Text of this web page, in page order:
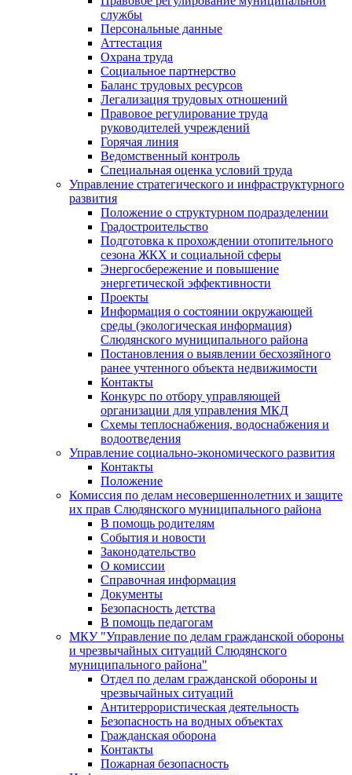
службы
Персональные данные
Аттестация
Охрана труда
Социальное партнерство
Баланс трудовых ресурсов
Легализация трудовых отношений
Правовое регулирование труда
руководителей учреждений
Горячая линия
Ведомственный контроль
Специальная оценка условий труда
Управление стратегического и инфраструктурного
развития
Положение о структурном подразделении
Градостроительство
Подготовка к прохождении отопительного
сезона ЖКХ и социальной сферы
Энергосбережение и повышение
энергетической эффективности
Проекты
Информация о состоянии окружающей
среды (экологическая информация)
Слюдянского муниципального района
Постановления о выявлении бесхозяйного
ранее учтенного объекта недвижимости
Контакты
Конкурс по отбору управляющей
организации для управления МКД
Схемы теплоснабжения, водоснабжения и
водоотведения
Управление социально-экономического развития
Контакты
Положение
Комиссия по делам несовершеннолетних и защите
их прав Слюдянского муниципального района
В помощь родителям
События и новости
Законодательство
О комиссии
Справочная информация
Документы
Безопасность детства
В помощь педагогам
МКУ "Управление по делам гражданской обороны
и чрезвычайных ситуаций Слюдянского
муниципального района"
Отдел по делам гражданской обороны и
чрезвычайных ситуаций
Антитеррористическая деятельность
Безопасность на водных объектах
Гражданская оборона
Контакты
Пожарная безопасность